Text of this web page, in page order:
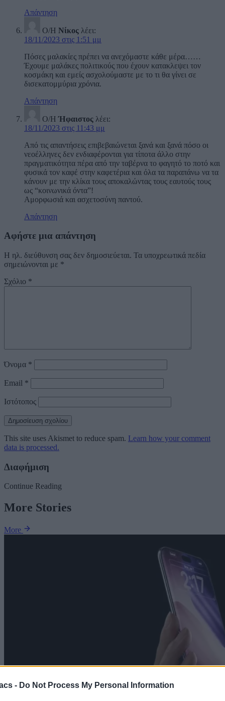
- Do Not Process My Personal Information
Απάντηση
Ο/Η Νίκος λέει:
18/11/2023 στις 1:51 μμ
Πόσες μαλακίες πρέπει να ανεχόμαστε κάθε μέρα……
Έχουμε μαλάκες πολιτικούς που έχουν κατακλεψει τον
κοσμάκη και εμείς ασχολούμαστε με το τι θα γίνει σε
δισεκατομμύρια χρόνια.
Απάντηση
Ο/ΗΉφαιστος λέει:
18/11/2023 στις 11:43 μμ
Από τις απαντήσεις επιβεβαιώνεται ξανά και ξανά πόσο οι
νεοέλληνες δεν ενδιαφέρονται για τίποτα άλλο στην
πραγματικότητα πέρα από την ταβέρνα το φαγητό το ποτό και
φυσικά τον καφέ στην καφετέρια και όλα τα παραπάνω να τα
κάνουν με την κλίκα τους αποκαλώντας τους εαυτούς τους
ως “κοινωνικά όντα”!
Αμορφωσιά και ασχετοσύνη παντού.
Απάντηση
Αφήστε μια απάντηση
Η ηλ. διεύθυνση σας δεν δημοσιεύεται. Τα υποχρεωτικά πεδία
σημειώνονται με *
Σχόλιο *
Όνομα *
Email *
Ιστότοπος
This site uses Akismet to reduce spam. Learn how your comment
data is processed.
Διαφήμιση
Continue Reading
More Stories
More